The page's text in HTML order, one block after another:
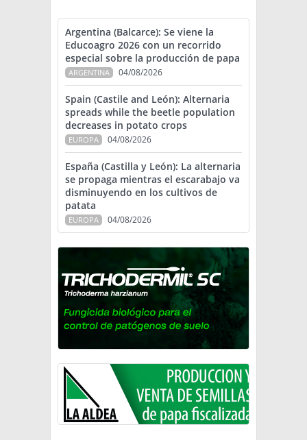
Argentina (Balcarce): Se viene la
Educoagro 2026 con un recorrido
especial sobre la producción de papa
ARGENTINA 04/08/2026
Spain (Castile and León): Alternaria
spreads while the beetle population
decreases in potato crops
EUROPA 04/08/2026
España (Castilla y León): La alternaria
se propaga mientras el escarabajo va
disminuyendo en los cultivos de
patata
EUROPA 04/08/2026